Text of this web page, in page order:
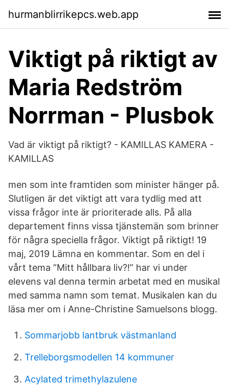
hurmanblirrikepcs.web.app
Viktigt på riktigt av
Maria Redström
Norrman - Plusbok
Vad är viktigt på riktigt? - KAMILLAS KAMERA -
KAMILLAS
men som inte framtiden som minister hänger på.
Slutligen är det viktigt att vara tydlig med att
vissa frågor inte är prioriterade alls. På alla
departement finns vissa tjänstemän som brinner
för några speciella frågor. Viktigt på riktigt! 19
maj, 2019 Lämna en kommentar. Som en del i
vårt tema ”Mitt hållbara liv?!” har vi under
elevens val denna termin arbetat med en musikal
med samma namn som temat. Musikalen kan du
läsa mer om i Anne-Christine Samuelsons blogg.
Sommarjobb lantbruk västmanland
Trelleborgsmodellen 14 kommuner
Acylated trimethylazulene